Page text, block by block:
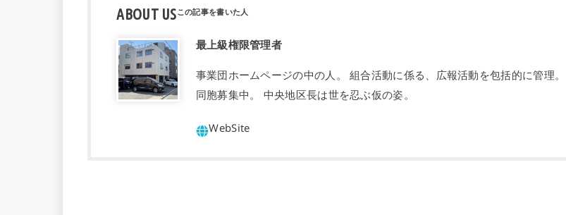
ABOUT US
最上級権限管理者
事業団ホームページの中の人。 組合活動に係る、広報活動を包括的に管理。
同胞募集中。 中央地区長は世を忍ぶ仮の姿。